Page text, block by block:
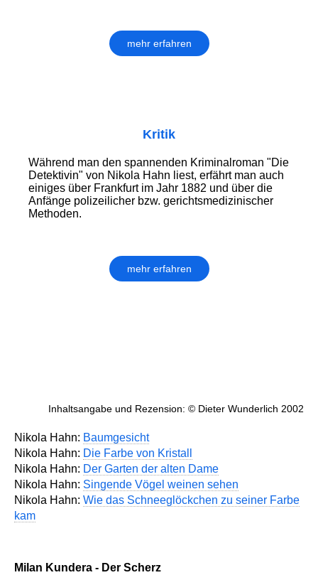
mehr erfahren
Kritik
Während man den spannenden Kriminalroman "Die
Detektivin" von Nikola Hahn liest, erfährt man auch
einiges über Frankfurt im Jahr 1882 und über die
Anfänge polizeilicher bzw. gerichtsmedizinischer
Methoden.
mehr erfahren
Inhaltsangabe und Rezension: © Dieter Wunderlich 2002
Nikola Hahn: Baumgesicht
Nikola Hahn: Die Farbe von Kristall
Nikola Hahn: Der Garten der alten Dame
Nikola Hahn: Singende Vögel weinen sehen
Nikola Hahn: Wie das Schneeglöckchen zu seiner Farbe
kam
Milan Kundera - Der Scherz